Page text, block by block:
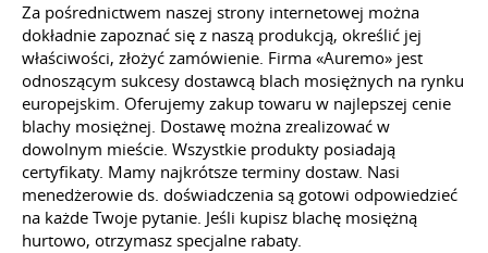
Za pośrednictwem naszej strony internetowej można
dokładnie zapoznać się z naszą produkcją, określić jej
właściwości, złożyć zamówienie. Firma «Auremo» jest
odnoszącym sukcesy dostawcą blach mosiężnych na rynku
europejskim. Oferujemy zakup towaru w najlepszej cenie
blachy mosiężnej. Dostawę można zrealizować w
dowolnym mieście. Wszystkie produkty posiadają
certyfikaty. Mamy najkrótsze terminy dostaw. Nasi
menedżerowie ds. doświadczenia są gotowi odpowiedzieć
na każde Twoje pytanie. Jeśli kupisz blachę mosiężną
hurtowo, otrzymasz specjalne rabaty.